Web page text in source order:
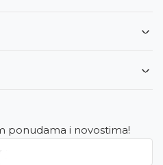
ponudama i novostima!